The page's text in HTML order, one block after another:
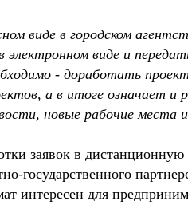
виде в городском
виде и
- доработать
а в итоге означает и
новые рабочие места
заявок в
государственного
интересен для